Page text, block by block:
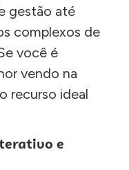
gestão até
complexos de
você é
vendo na
recurso ideal
e